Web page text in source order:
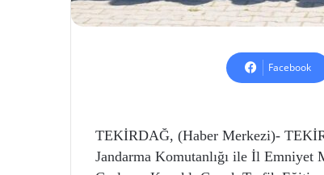
Facebook
TEKİRDAĞ, (Haber Merkezi)-
Jandarma Komutanlığı ile İl Emniyet